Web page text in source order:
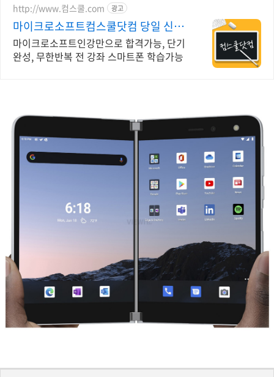
http://www.컴스쿨.com 광고
마이크로소프트컴스쿨닷컴 당일 신청
&결제시 기프티콘!
마이크로소프트인강만으로 합격가능, 단기
완성, 무한반복 전 강좌 스마트폰 학습가능